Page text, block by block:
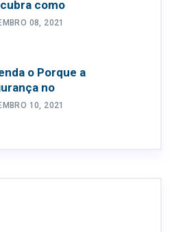
como
08, 2021
o Porque a
no
10, 2021